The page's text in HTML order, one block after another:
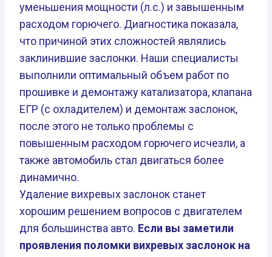
уменьшения мощности (л.с.) и завышенным
расходом горючего. Диагностика показала,
что причиной этих сложностей являлись
заклинившие заслонки. Наши специалисты
выполнили оптимальный объем работ по
прошивке и демонтажу катализатора, клапана
ЕГР (с охладителем) и демонтаж заслонок,
после этого не только проблемы с
повышенным расходом горючего исчезли, а
также автомобиль стал двигаться более
динамично.
Удаление вихревых заслонок станет
хорошим решением вопросов с двигателем
для большинства авто. Если вы заметили
проявления поломки вихревых заслонок на